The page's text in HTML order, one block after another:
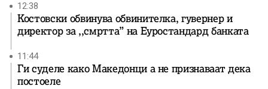
12:38
Костовски обвинува обвинителка, гувернер и
директор за ,,смртта” на Еуростандард банката
11:44
Ги суделе како Македонци а не признаваат дека
постоеле